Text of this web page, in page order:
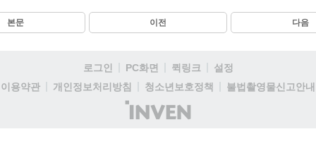
본문 이전 다음
로그인 PC화면 퀵링크
설정
이용약관
개인정보처리방침 청소년보호정책
불법촬영물신고안내
(주)
인